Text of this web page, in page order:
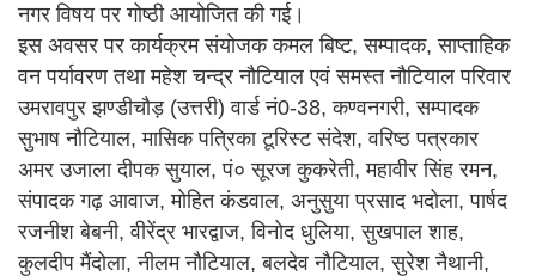
नगर विषय पर गोष्ठी आयोजित की गई।
इस अवसर पर कार्यक्रम संयोजक कमल बिष्ट, सम्पादक, साप्ताहिक
वन पर्यावरण तथा महेश चन्द्र नौटियाल एवं समस्त नौटियाल परिवार
उमरावपुर झण्डीचौड़ (उत्तरी) वार्ड नं0-38, कण्वनगरी, सम्पादक
सुभाष नौटियाल, मासिक पत्रिका टूरिस्ट संदेश, वरिष्ठ पत्रकार
अमर उजाला दीपक सुयाल, पं० सूरज कुकरेती, महावीर सिंह रमन,
संपादक गढ़ आवाज, मोहित कंडवाल, अनुसुया प्रसाद भदोला, पार्षद
रजनीश बेबनी, वीरेंद्र भारद्वाज, विनोद धुलिया, सुखपाल शाह,
कुलदीप मैंदोला, नीलम नौटियाल, बलदेव नौटियाल, सुरेश नैथानी,